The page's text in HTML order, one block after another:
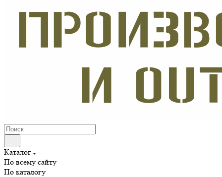
Каталог
По всему сайту
По каталогу